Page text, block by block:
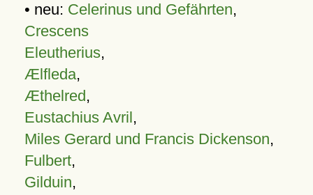
• neu: Celerinus und Gefährten,
Crescens
Eleutherius,
Ælfleda,
Æthelred,
Eustachius Avril,
Miles Gerard und Francis Dickenson,
Fulbert,
Gilduin,